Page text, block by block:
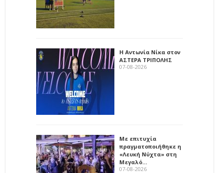
Η Αντωνία Νίκα στον
ΑΣΤΕΡΑ ΤΡΙΠΟΛΗΣ
07-08-2026
Με επιτυχία
πραγματοποιήθηκε η
«Λευκή Νύχτα» στη
Μεγαλό…
07-08-2026